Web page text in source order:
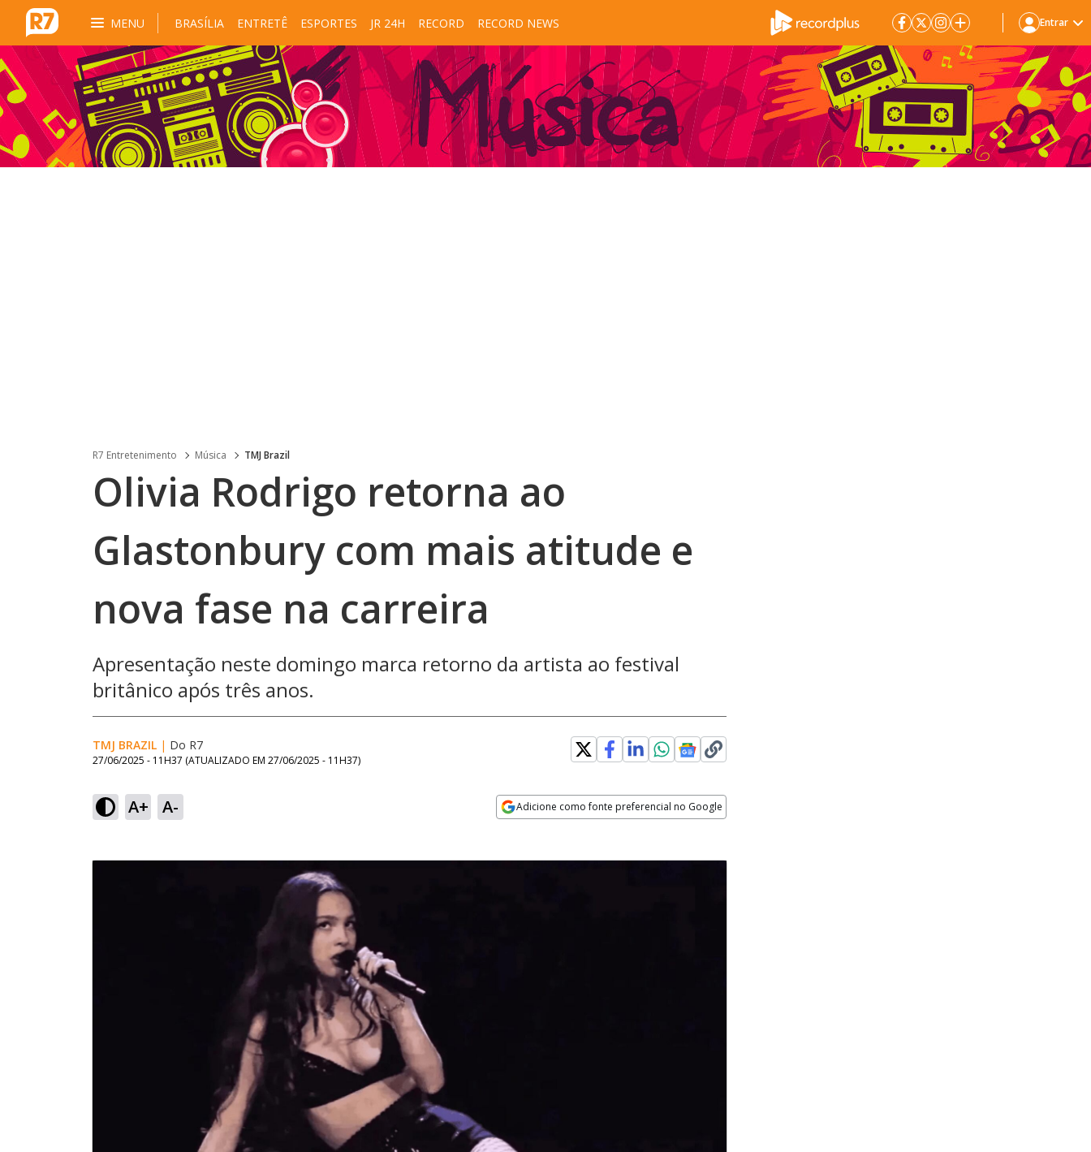
MENU BRASÍLIA ENTRETÊ ESPORTES JR 24H RECORD RECORD NEWS Entrar
R7 Entretenimento Música TMJ Brazil
Olivia Rodrigo retorna ao
Glastonbury com mais atitude e
nova fase na carreira
Apresentação neste domingo marca retorno da artista ao festival
britânico após três anos.
TMJ BRAZIL | Do R7
27/06/2025 - 11H37 (ATUALIZADO EM 27/06/2025 - 11H37)
A+ A- Adicione como fonte preferencial no Google